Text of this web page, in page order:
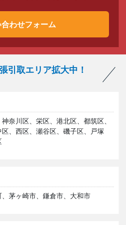
わせフォーム
引取エリア拡大中！
奈川区、栄区、港北区、都筑区、
、西区、瀬谷区、磯子区、戸塚
茅ヶ崎市、鎌倉市、大和市